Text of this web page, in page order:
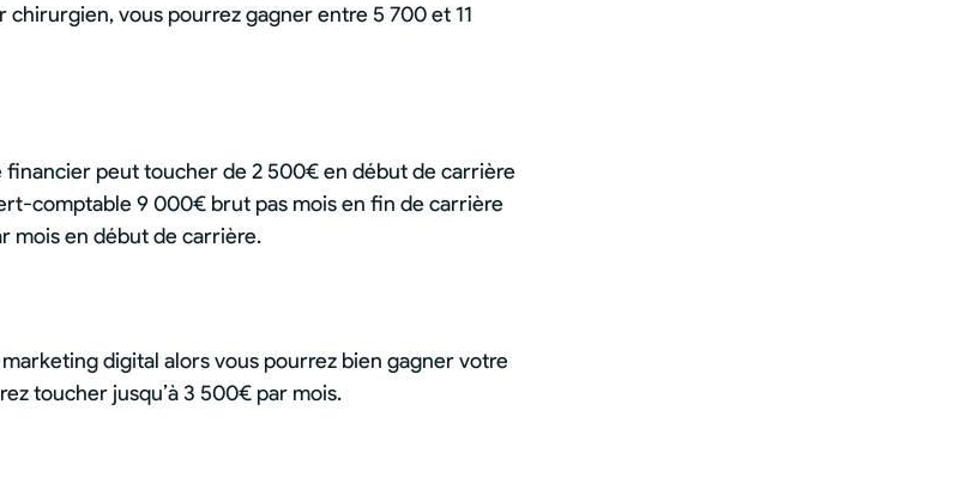
vous pourrez gagner entre 5 700 et 11
financier peut toucher de 2 500€ en début de carrière
comptable 9 000€ brut pas mois en fin de carrière
mois en début de carrière.
digital alors vous pourrez bien gagner votre
toucher jusqu’à 3 500€ par mois.